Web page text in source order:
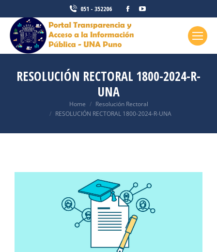
051 - 352206
RESOLUCIÓN RECTORAL 1800-2024-R-
UNA
Home
Resolución Rectoral
RESOLUCIÓN RECTORAL 1800-2024-R-UNA